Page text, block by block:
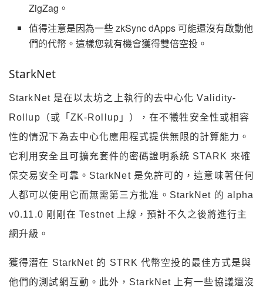
ZigZag。
值得注意是因為一些 zkSync dApps 可能還沒有啟動他
們的代幣。這樣您就有機會獲得雙倍空投。
StarkNet
StarkNet 是在以太坊之上執行的去中心化 Validity-
Rollup（或「ZK-Rollup」），在不犧牲安全性或相容
性的情況下為去中心化應用程式提供無限的計算能力。
它利用安全且可擴充套件的密碼證明系統 STARK 來確
保交易安全可靠。StarkNet 是免許可的，這意味著任何
人都可以使用它而無需第三方批准。StarkNet 的 alpha
v0.11.0 剛剛在 Testnet 上線，預計不久之後將進行主
網升級。
獲得潛在 StarkNet 的 STRK 代幣空投的最佳方式是與
他們的測試網互動。此外，StarkNet 上有一些協議還沒